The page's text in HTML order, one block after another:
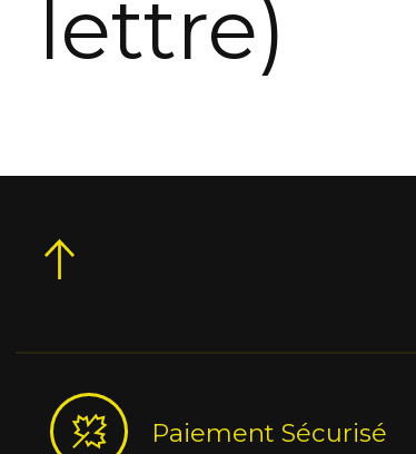
lettre)
Paiement Sécurisé